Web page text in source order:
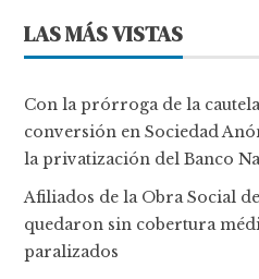
LAS MÁS VISTAS
Con la prórroga de la
conversión en Sociedad
la privatización del Banco
Afiliados de la Obra Social
quedaron sin cobertura
paralizados